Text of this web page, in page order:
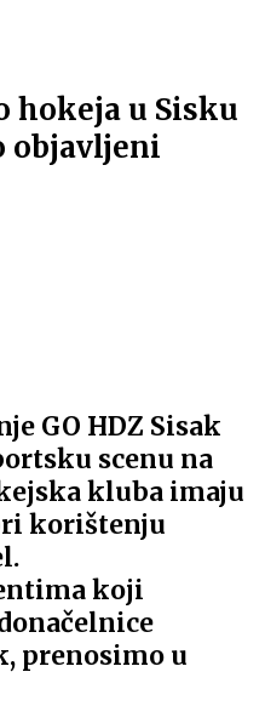
hokeja u Sisku
objavljeni
GO HDZ Sisak
scenu na
kluba imaju
korištenju
koji
prenosimo u